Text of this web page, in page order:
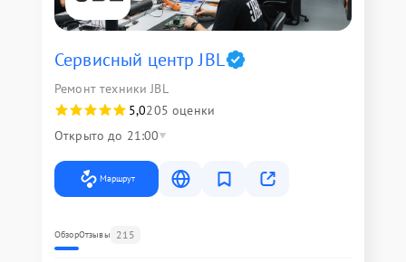
Сервисный центр JBL
Ремонт техники JBL
5,0205 оценки
Открыто до 21:00
Маршрут
ОбзорОтзывы 215